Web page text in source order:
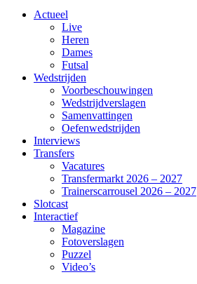
Actueel
Live
Heren
Dames
Futsal
Wedstrijden
Voorbeschouwingen
Wedstrijdverslagen
Samenvattingen
Oefenwedstrijden
Interviews
Transfers
Vacatures
Transfermarkt 2026 – 2027
Trainerscarrousel 2026 – 2027
Slotcast
Interactief
Magazine
Fotoverslagen
Puzzel
Video’s